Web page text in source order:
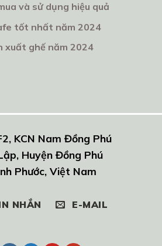
và sử dụng hiệu quả
tốt nhất năm 2024
xuất ghế năm 2024
KCN Nam Đồng Phú
Huyện Đồng Phú
Phước, Việt Nam
NHẮN E-MAIL